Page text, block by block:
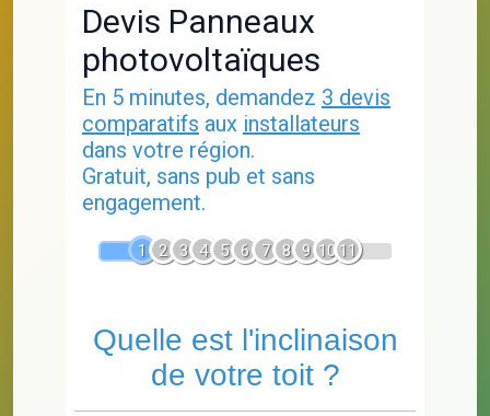
Devis Panneaux
photovoltaïques
En 5 minutes, demandez 3 devis
comparatifs aux installateurs
dans votre région.
Gratuit, sans pub et sans
engagement.
1 2 3 4 5 6 7 8 9 10 11
Quelle est l'inclinaison
de votre toit ?